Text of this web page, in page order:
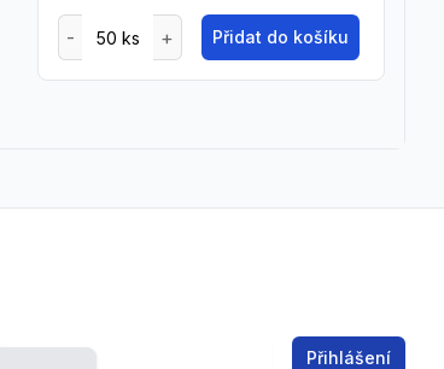
Přidat do košíku
Email address Přihlášení